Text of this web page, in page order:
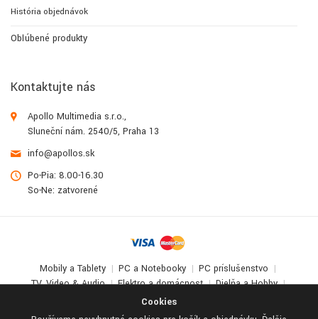
Cookies
História objednávok
Obľúbené produkty
Kontaktujte nás
Apollo Multimedia s.r.o.,
Sluneční nám. 2540/5, Praha 13
info@apollos.sk
Po-Pia: 8.00-16.30
So-Ne: zatvorené
Mobily a Tablety PC a Notebooky
PC príslušenstvo
TV, Video & Audio
Elektro a domácnosť
Dielňa a Hobby
Deti a zábava